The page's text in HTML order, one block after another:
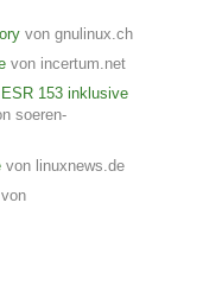
von gnulinux.ch
von incertum.net
153 inklusive
soeren-
von linuxnews.de